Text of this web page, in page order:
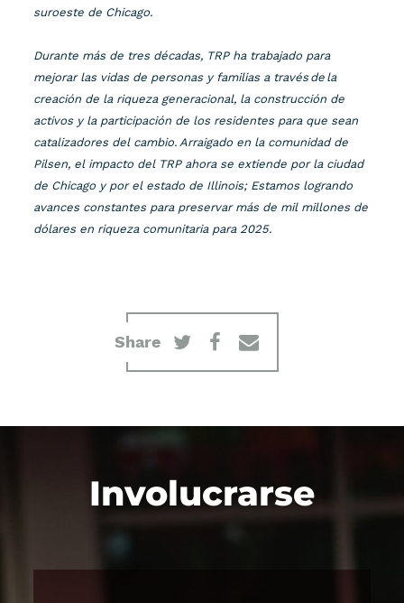
suroeste de Chicago.
Durante más de tres décadas, TRP ha trabajado para
mejorar las vidas de personas y familias a través de la
creación de la riqueza generacional, la construcción de
activos y la participación de los residentes para que sean
catalizadores del cambio. Arraigado en la comunidad de
Pilsen, el impacto del TRP ahora se extiende por la ciudad
de Chicago y por el estado de Illinois; Estamos logrando
avances constantes para preservar más de mil millones de
dólares en riqueza comunitaria para 2025.
Share
Involucrarse